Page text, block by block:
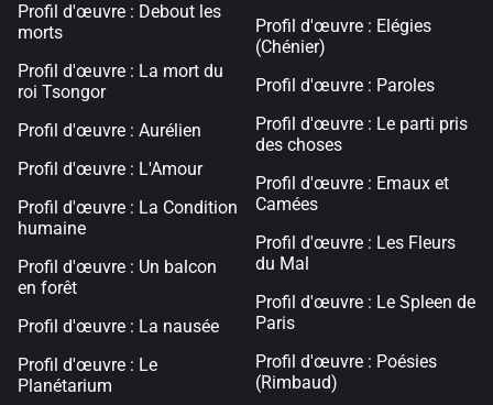
Profil d'œuvre : Debout les
morts
Profil d'œuvre : La mort du
roi Tsongor
Profil d'œuvre : Aurélien
Profil d'œuvre : L'Amour
Profil d'œuvre : La Condition
humaine
Profil d'œuvre : Un balcon
en forêt
Profil d'œuvre : La nausée
Profil d'œuvre : Le
Planétarium
Profil d'œuvre : Elégies
(Chénier)
Profil d'œuvre : Paroles
Profil d'œuvre : Le parti pris
des choses
Profil d'œuvre : Emaux et
Camées
Profil d'œuvre : Les Fleurs
du Mal
Profil d'œuvre : Le Spleen de
Paris
Profil d'œuvre : Poésies
(Rimbaud)